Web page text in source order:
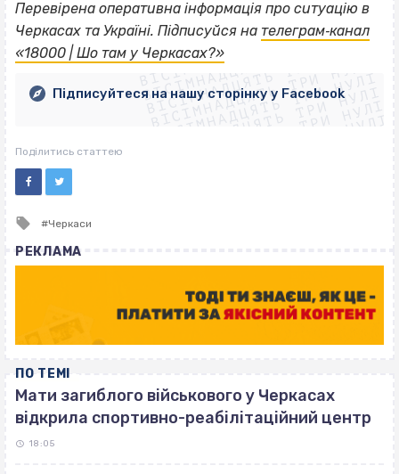
Перевірена оперативна інформація про ситуацію в
Черкасах та Україні. Підписуйся на телеграм‐канал
«18000 | Шо там у Черкасах?»ВІСІМНАДЦЯТЬ ТРИ НУЛІ
ВІСІМНАДЦЯТЬ ТРИ НУЛІ
ВІСІМНАДЦЯТЬ ТРИ НУЛІ
ВІСІМНАДЦЯТЬ ТРИ НУЛІ
ВІСІМНАДЦЯТЬ ТРИ НУЛІ
ВІСІМНАДЦЯТЬ ТРИ НУЛІ
ВІСІМНАДЦЯТЬ ТРИ НУЛІ
ВІСІМНАДЦЯТЬ ТРИ НУЛІ
Підписуйтеся на нашу сторінку у Facebook
Поділитись статтею
Tagged
Черкаси
РЕКЛАМА
ПО ТЕМІ
Мати загиблого військового у Черкасах
відкрила спортивно-реабілітаційний центр
18:05